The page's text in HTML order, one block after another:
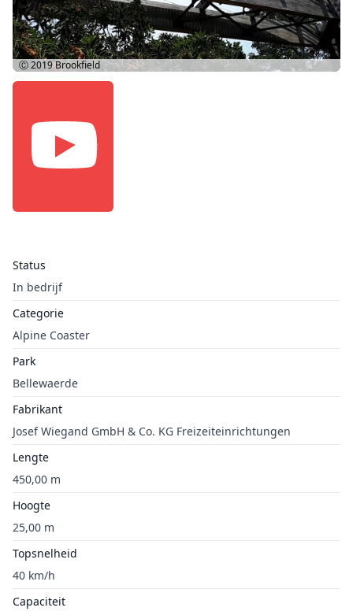
Status
In bedrijf
Categorie
Alpine Coaster
Park
Bellewaerde
Fabrikant
Josef Wiegand GmbH & Co. KG Freizeiteinrichtungen
Lengte
450,00 m
Hoogte
25,00 m
Topsnelheid
40 km/h
Capaciteit
Ⓒ 2019Brookfield